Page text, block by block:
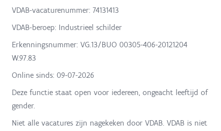
VDAB-vacaturenummer: 74131413
VDAB-beroep: Industrieel schilder
Erkenningsnummer: VG.13/BUO 00305-406-20121204
W.97.83
Online sinds: 09-07-2026
Deze functie staat open voor iedereen, ongeacht leeftijd of
gender.
Niet alle vacatures zijn nagekeken door VDAB. VDAB is niet